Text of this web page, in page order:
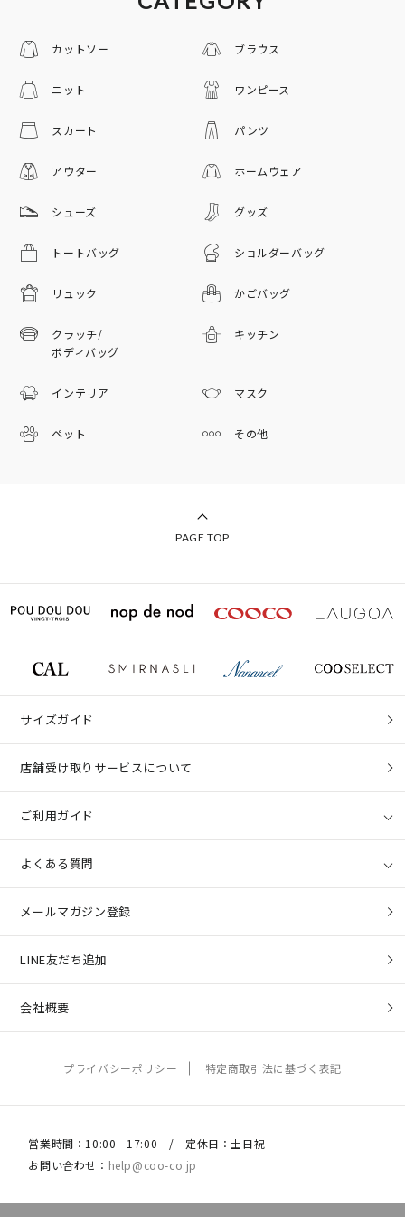
カットソー ブラウス
ニット ワンピース
スカート パンツ
アウター ホームウェア
シューズ グッズ
トートバッグ ショルダーバッグ
リュック かごバッグ
クラッチ/
ボディバッグ
キッチン
インテリア マスク
ペット その他
PAGE TOP
サイズガイド
店舗受け取りサービスについて
ご利用ガイド
よくある質問
メールマガジン登録
LINE友だち追加
会社概要
プライバシーポリシー 特定商取引法に基づく表記
営業時間：10:00 - 17:00 / 定休日：土日祝
お問い合わせ： help@coo-co.jp